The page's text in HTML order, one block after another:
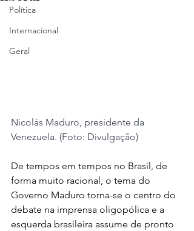
Política
Internacional
Geral
Nicolás Maduro, presidente da
Venezuela. (Foto: Divulgação)
De tempos em tempos no Brasil, de
forma muito racional, o tema do
Governo Maduro torna-se o centro do
debate na imprensa oligopólica e a
esquerda brasileira assume de pronto